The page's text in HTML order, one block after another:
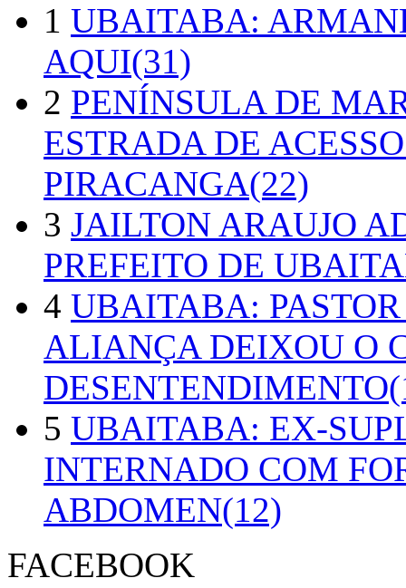
1 UBAITABA:
AQUI(31)
2 PENÍNSULA DE
ESTRADA DE
PIRACANGA(22)
3 JAILTON ARAUJO
PREFEITO DE
4 UBAITABA:
ALIANÇA DEIXOU O
5 UBAITABA: EX-
INTERNADO COM
ABDOMEN(12)
FACEBOOK